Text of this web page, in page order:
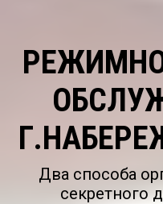
Два способа
секретного